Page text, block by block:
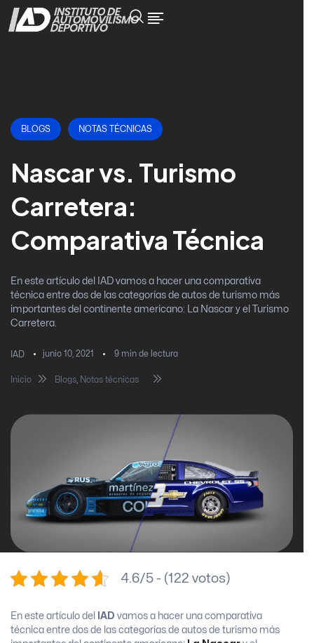
BLOGS NOTAS TÉCNICAS
Nascar vs. Turismo
Carretera:
Comparativa Técnica
En este artículo del IAD vamos a hacer una comparativa
técnica entre dos de las categorías de autos de turismo más
importantes del continente americano: La Nascar y el Turismo
Carretera.
IAD junio 10, 2021 9 min de lectura
Inicio Blogs, Notas técnicas
4.6/5 - (122 votos)
En este artículo del IAD vamos a hacer una comparativa
técnica entre dos de las categorías de autos de turismo más